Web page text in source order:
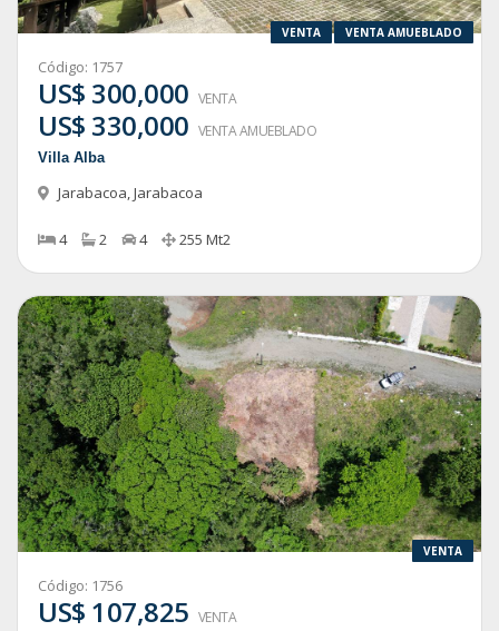
VENTA VENTA AMUEBLADO
Código: 1757
US$ 300,000 VENTA
US$ 330,000 VENTA AMUEBLADO
Villa Alba
Jarabacoa Jarabacoa
4 2 4 255 Mt2
VENTA
Código: 1756
US$ 107,825 VENTA